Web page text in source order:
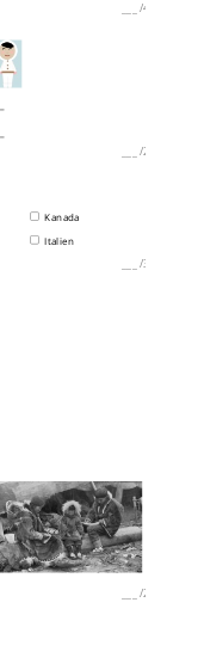
/4P
/2P
Kanada
Italien
/3P
/2P